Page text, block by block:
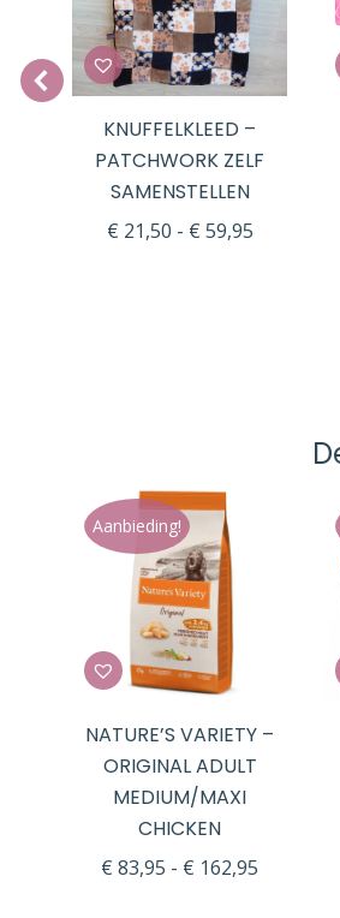
KNUFFELKLEED –
PATCHWORK ZELF
SAMENSTELLEN
€ 21,50 - € 59,95Prijsklasse:
Aanbieding!
NATURE’S VARIETY –
ORIGINAL ADULT
MEDIUM/MAXI
CHICKEN
€ 83,95 - € 162,95